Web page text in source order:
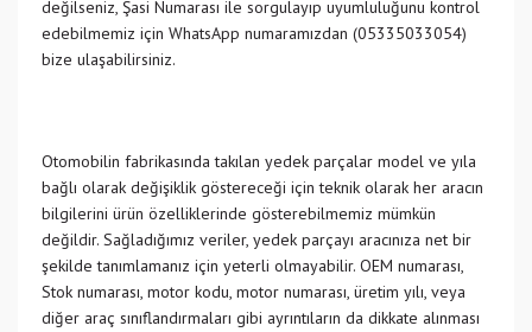
değilseniz, Şasi Numarası ile sorgulayıp uyumluluğunu kontrol
edebilmemiz için WhatsApp numaramızdan (05335033054)
bize ulaşabilirsiniz.
Otomobilin fabrikasında takılan yedek parçalar model ve yıla
bağlı olarak değişiklik göstereceği için teknik olarak her aracın
bilgilerini ürün özelliklerinde gösterebilmemiz mümkün
değildir. Sağladığımız veriler, yedek parçayı aracınıza net bir
şekilde tanımlamanız için yeterli olmayabilir. OEM numarası,
Stok numarası, motor kodu, motor numarası, üretim yılı, veya
diğer araç sınıflandırmaları gibi ayrıntıların da dikkate alınması